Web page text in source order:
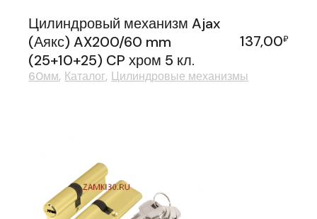
Цилиндровый механизм Ajax
(Аякс) AX200/60 mm
(25+10+25) CP хром 5 кл.
137,00₽
60мм Каталог Цилиндровые механизмы